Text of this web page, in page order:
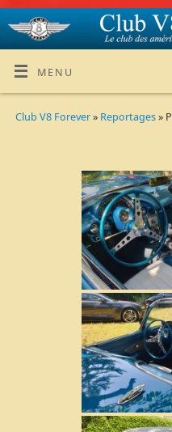
MENU
Club V8 Forever» Reportages»